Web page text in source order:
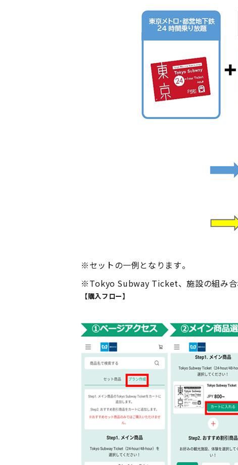
※セットの一例となります。
※Tokyo Subway Ticket、施設の組み合
【購入フロー】